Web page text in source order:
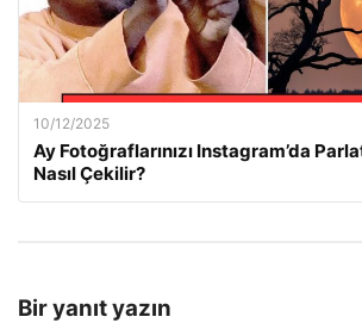
10/12/2025
Ay Fotoğraflarınızı Instagram’da
Nasıl Çekilir?
Bir yanıt yazın